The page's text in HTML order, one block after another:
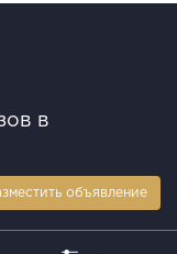
в
объявление